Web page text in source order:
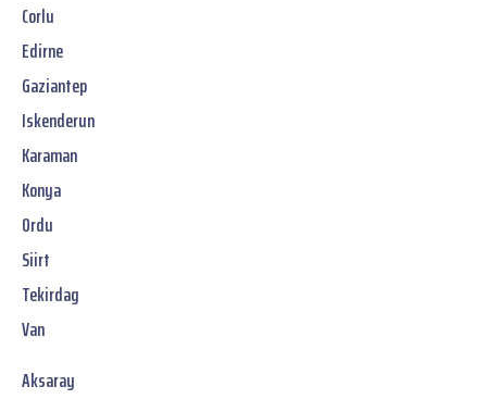
Corlu
Edirne
Gaziantep
Iskenderun
Karaman
Konya
Ordu
Siirt
Tekirdag
Van
Aksaray